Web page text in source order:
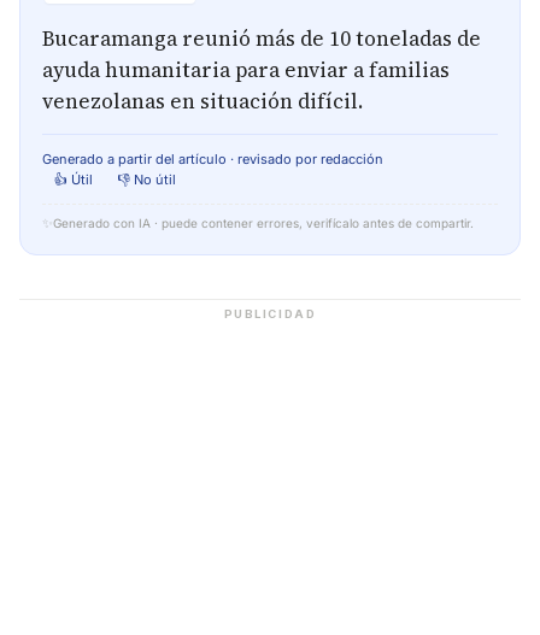
Bucaramanga reunió más de 10 toneladas de
ayuda humanitaria para enviar a familias
venezolanas en situación difícil.
Generado a partir del artículo · revisado por redacción
👍 Útil
👎 No útil
✨ Generado con IA · puede contener errores, verifícalo antes de compartir.
PUBLICIDAD